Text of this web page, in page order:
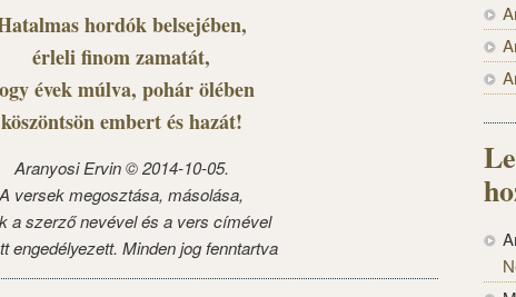
hordók belsejében,
érleli finom zamatát,
évek múlva, pohár ölében
köszöntsön embert és hazát!
Aranyosi Ervin © 2014-10-05.
A versek megosztása, másolása,
a szerző nevével és a vers címével
engedélyezett. Minden jog fenntartva